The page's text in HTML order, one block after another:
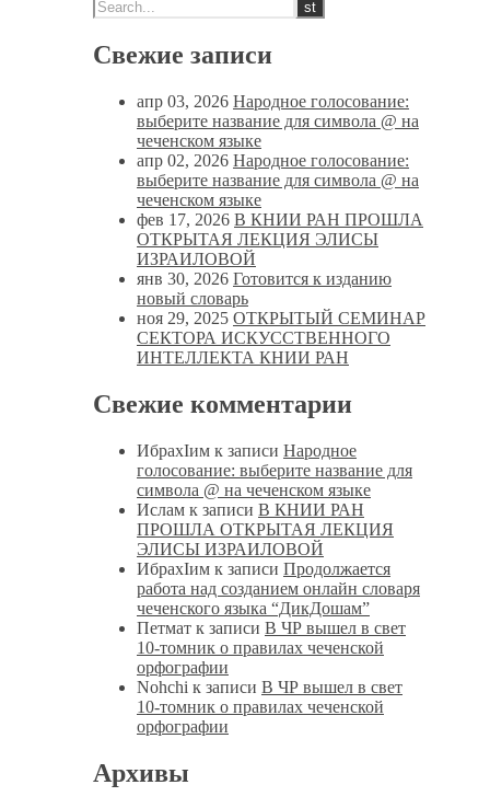
Свежие записи
апр 03, 2026 Народное голосование:
выберите название для символа @ на
чеченском языке
апр 02, 2026 Народное голосование:
выберите название для символа @ на
чеченском языке
фев 17, 2026 В КНИИ РАН ПРОШЛА
ОТКРЫТАЯ ЛЕКЦИЯ ЭЛИСЫ
ИЗРАИЛОВОЙ
янв 30, 2026 Готовится к изданию
новый словарь
ноя 29, 2025 ОТКРЫТЫЙ СЕМИНАР
СЕКТОРА ИСКУССТВЕННОГО
ИНТЕЛЛЕКТА КНИИ РАН
Свежие комментарии
ИбрахIим к записи Народное
голосование: выберите название для
символа @ на чеченском языке
Ислам к записи В КНИИ РАН
ПРОШЛА ОТКРЫТАЯ ЛЕКЦИЯ
ЭЛИСЫ ИЗРАИЛОВОЙ
ИбрахIим к записи Продолжается
работа над созданием онлайн словаря
чеченского языка “ДикДошам”
Петмат к записи В ЧР вышел в свет
10-томник о правилах чеченской
орфографии
Nohchi к записи В ЧР вышел в свет
10-томник о правилах чеченской
орфографии
Архивы